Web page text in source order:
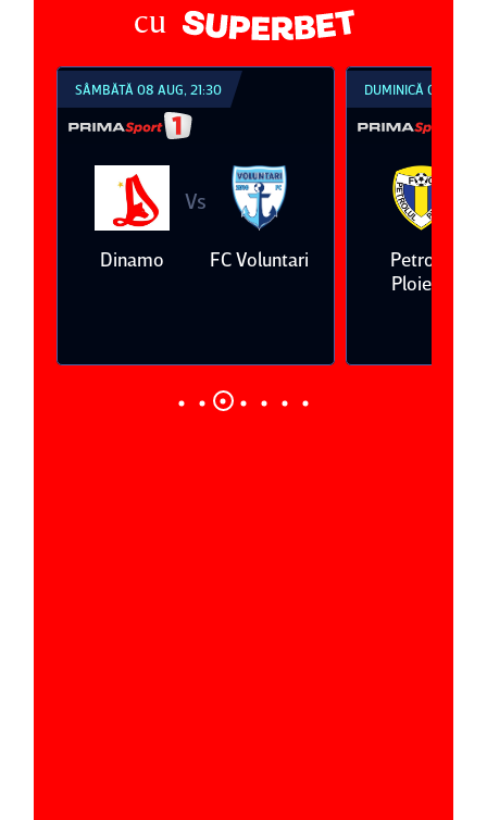
cu
SÂMBĂTĂ 08 AUG, 21:30
Dinamo
Vs
FC Voluntari
DUMINICĂ 09 AUG,
Petrolul
Ploieşti